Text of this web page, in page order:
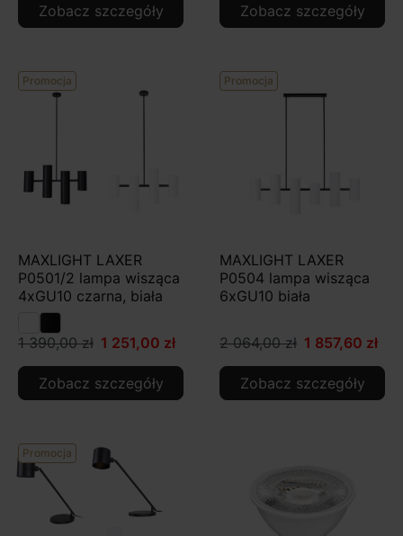
Zobacz szczegóły Zobacz szczegóły
Promocja
MAXLIGHT LAXER
P0501/2 lampa wisząca
4xGU10 czarna, biała
1 390,00 zł 1 251,00 zł
Zobacz szczegóły
Promocja
MAXLIGHT LAXER
P0504 lampa wisząca
6xGU10 biała
2 064,00 zł 1 857,60 zł
Zobacz szczegóły
Promocja